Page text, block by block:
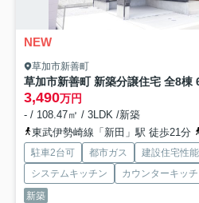
NEW
草加市新善町
草加市新善町 新築分譲住宅 全8棟
3,490万円
- / 108.47㎡ / 3LDK /新築
東武伊勢崎線「新田」駅 徒歩21分
駐車2台可 都市ガス
建設住宅性
システムキッチン
カウンターキッ
新築